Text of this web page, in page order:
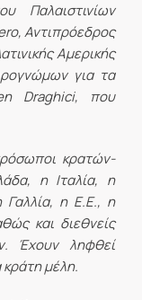
Παλαιστινίων
Αντιπρόεδρος
Αμερικής
για τα
Draghici, που
κρατών-
η Ιταλία, η
Γαλλία, η Ε.Ε., η
και διεθνείς
Έχουν ληφθεί
μέλη.